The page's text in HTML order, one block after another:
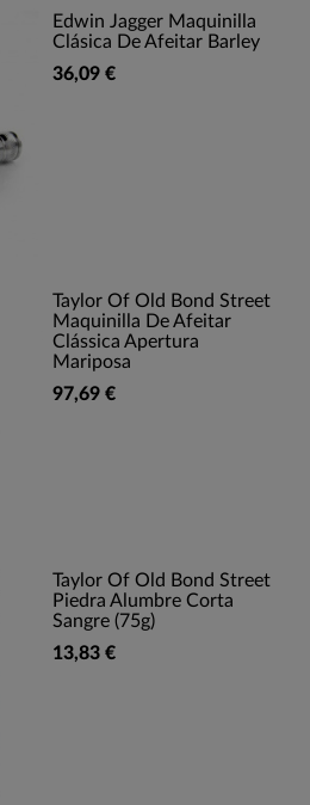
Edwin Jagger Maquinilla
Clásica De Afeitar Barley
36,09 €
Taylor Of Old Bond Street
Maquinilla De Afeitar
Clássica Apertura
Mariposa
97,69 €
Taylor Of Old Bond Street
Piedra Alumbre Corta
Sangre (75g)
13,83 €